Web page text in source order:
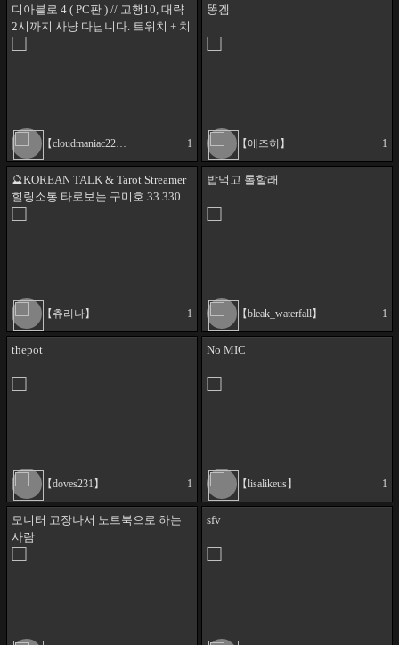
디아블로 4 ( PC판 ) // 고행10, 대략
2시까지 사냥 다닙니다. 트위치 + 치
【cloudmaniac2207】 1
똥겜
【에즈히】 1
🔮KOREAN TALK & Tarot Streamer
힐링소통 타로보는 구미호 33 330
【츄리나】 1
밥먹고 롤할래
【bleak_waterfall】 1
thepot
【doves231】 1
No MIC
【lisalikeus】 1
모니터 고장나서 노트북으로 하는
사람
sfv